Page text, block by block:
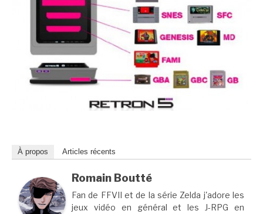
À propos Articles récents
Romain Boutté
Fan de FFVII et de la série Zelda j'adore les
jeux vidéo en général et les J-RPG en